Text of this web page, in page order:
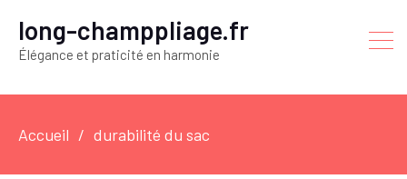
long-champpliage.fr
Élégance et praticité en harmonie
Accueil durabilité du sac